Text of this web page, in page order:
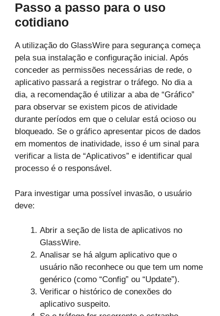
Passo a passo para o uso
cotidiano
A utilização do GlassWire para segurança começa
pela sua instalação e configuração inicial. Após
conceder as permissões necessárias de rede, o
aplicativo passará a registrar o tráfego. No dia a
dia, a recomendação é utilizar a aba de “Gráfico”
para observar se existem picos de atividade
durante períodos em que o celular está ocioso ou
bloqueado. Se o gráfico apresentar picos de dados
em momentos de inatividade, isso é um sinal para
verificar a lista de “Aplicativos” e identificar qual
processo é o responsável.
Para investigar uma possível invasão, o usuário
deve:
Abrir a seção de lista de aplicativos no
GlassWire.
Analisar se há algum aplicativo que o
usuário não reconhece ou que tem um nome
genérico (como “Config” ou “Update”).
Verificar o histórico de conexões do
aplicativo suspeito.